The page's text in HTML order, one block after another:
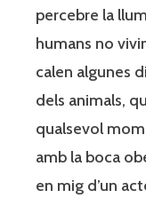
percebre la
humans no
calen algunes
dels animals,
qualsevol
amb la boca
en mig d’un